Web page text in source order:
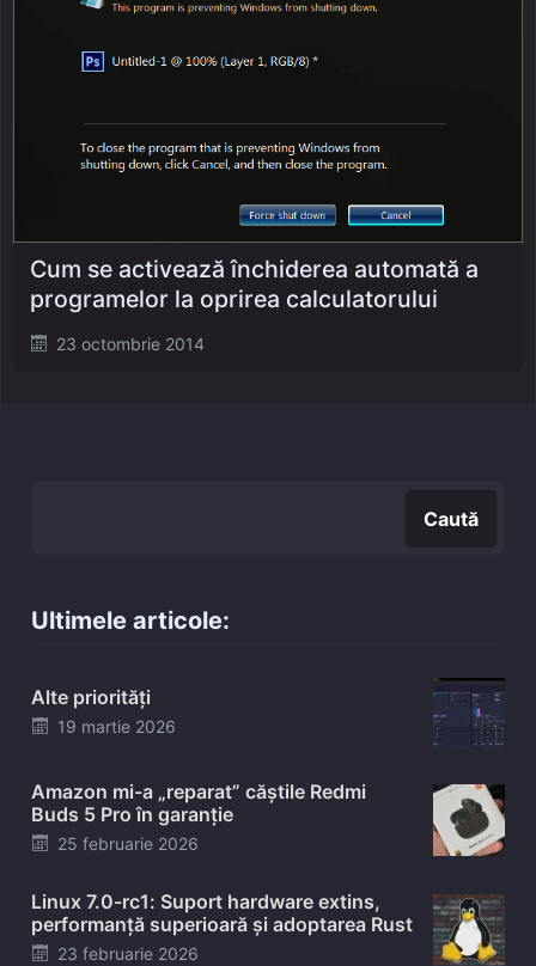
Posted
23 octombrie 2014
Cum se activează închiderea automată a
programelor la oprirea calculatorului
Caută
Ultimele articole:
Alte priorități
Posted
19 martie 2026
Amazon mi-a „reparat” căștile Redmi
Buds 5 Pro în garanție
Posted
25 februarie 2026
Linux 7.0-rc1: Suport hardware extins,
performanță superioară și adoptarea Rust
Posted
23 februarie 2026